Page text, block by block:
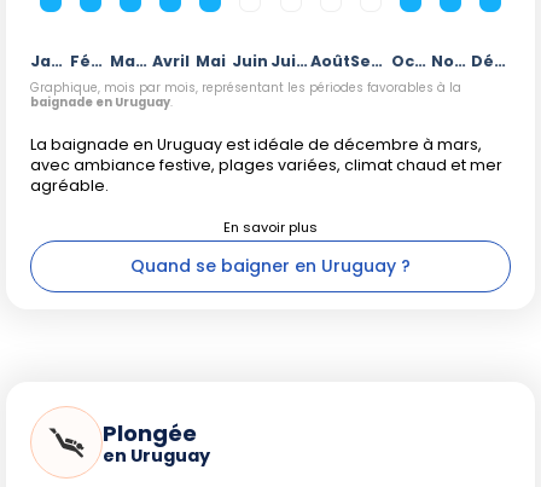
Janvier Février Mars Avril Mai Juin JuilletAoût Septembre Octobre Novembre Décembre
Graphique, mois par mois, représentant les périodes favorables à la
baignade en Uruguay
La baignade en Uruguay est idéale de décembre à mars,
avec ambiance festive, plages variées, climat chaud et mer
agréable.
Quand se baigner en Uruguay ?
Plongée
en Uruguay